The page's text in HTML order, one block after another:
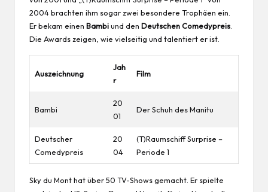
2004 brachten ihm sogar zwei besondere Trophäen ein.
Er bekam einen Bambiund den Deutschen Comedypreis
Die Awards zeigen, wie vielseitig und talentiert er ist.
Auszeichnung
Jah
r
Film
Bambi
20
01
Der Schuh des Manitu
Deutscher
Comedypreis
20
04
(T)Raumschiff Surprise –
Periode 1
Sky du Mont hat über 50 TV-Shows gemacht. Er spielte